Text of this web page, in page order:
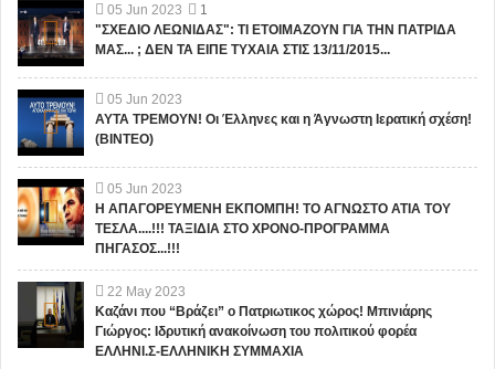
05 Jun 2023
1
"ΣΧΕΔΙΟ ΛΕΩΝΙΔΑΣ": ΤΙ ΕΤΟΙΜΑΖΟΥΝ ΓΙΑ ΤΗΝ ΠΑΤΡΙΔΑ
ΜΑΣ... ; ΔΕΝ ΤΑ ΕΙΠΕ ΤΥΧΑΙΑ ΣΤΙΣ 13/11/2015...
05 Jun 2023
ΑΥΤΑ ΤΡΕΜΟΥΝ! Οι Έλληνες και η Άγνωστη Ιερατική σχέση!
(ΒΙΝΤΕΟ)
05 Jun 2023
Η ΑΠΑΓΟΡΕΥΜΕΝΗ ΕΚΠΟΜΠΗ! ΤΟ ΑΓΝΩΣΤΟ ΑΤΙΑ ΤΟΥ
ΤΕΣΛΑ....!!! ΤΑΞΙΔΙΑ ΣΤΟ ΧΡΟΝΟ-ΠΡΟΓΡΑΜΜΑ
ΠΗΓΑΣΟΣ...!!!
22 May 2023
Καζάνι που “Βράζει” ο Πατριωτικος χώρος! Μπινιάρης
Γιώργος: Ιδρυτική ανακοίνωση του πολιτικού φορέα
ΕΛΛΗΝΙ.Σ-ΕΛΛΗΝΙΚΗ ΣΥΜΜΑΧΙΑ